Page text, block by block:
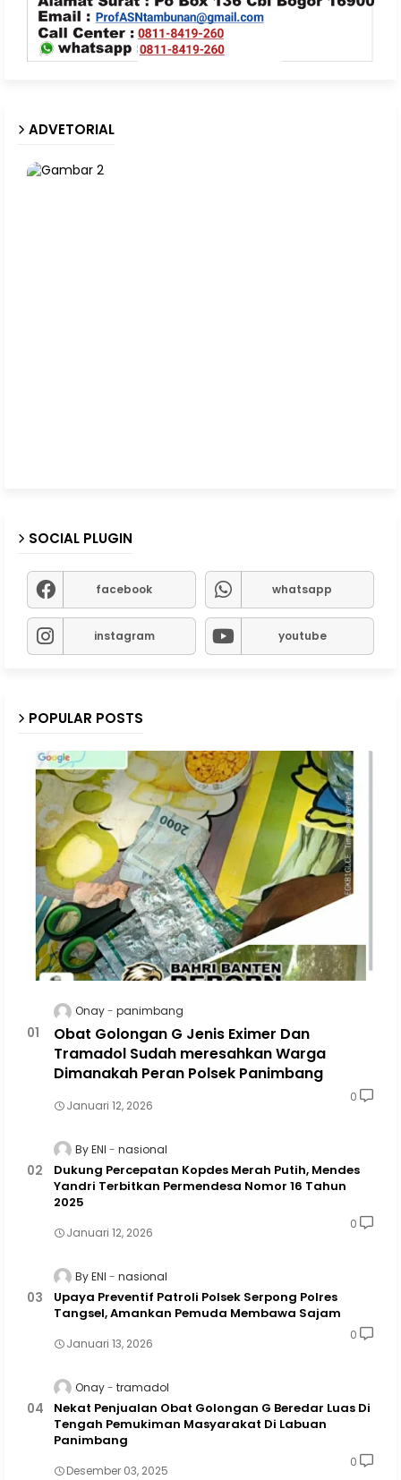
ADVETORIAL
SOCIAL PLUGIN
facebook whatsapp
instagram youtube
POPULAR POSTS
Onay panimbang
Obat Golongan G Jenis Eximer Dan
Tramadol Sudah meresahkan Warga
Dimanakah Peran Polsek Panimbang
Januari 12, 2026
0
By ENI nasional
Dukung Percepatan Kopdes Merah Putih, Mendes
Yandri Terbitkan Permendesa Nomor 16 Tahun
2025
Januari 12, 2026
0
By ENI nasional
Upaya Preventif Patroli Polsek Serpong Polres
Tangsel, Amankan Pemuda Membawa Sajam
Januari 13, 2026
0
Onay tramadol
Nekat Penjualan Obat Golongan G Beredar Luas Di
Tengah Pemukiman Masyarakat Di Labuan
Panimbang
Desember 03, 2025
0